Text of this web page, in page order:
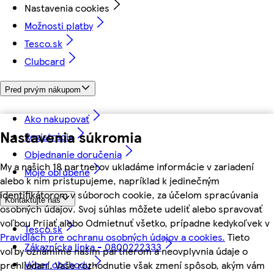
Nastavenia súkromia
My a našich 18 partnerov ukladáme informácie v zariadení
alebo k nim pristupujeme, napríklad k jedinečným
identifikátorom v súboroch cookie, za účelom spracúvania
osobných údajov. Svoj súhlas môžete udeliť alebo spravovať
voľbou Prijať alebo Odmietnuť všetko, prípadne kedykoľvek v
Pravidlách pre ochranu osobných údajov a cookies. Tieto
voľby oznámime našim partnerom a neovplyvnia údaje o
prehliadaní. Vaše rozhodnutie však zmení spôsob, akým vám
Nastavenia cookies
Možnosti platby
Tesco.sk
Clubcard
Pred prvým nákupom
Ako nakupovať
Registrácia
Objednanie doručenia
Moje obľúbené
Kontaktujte nás
Tesco.sk
Zákaznícka linka - 0800222333
Výber obchodu